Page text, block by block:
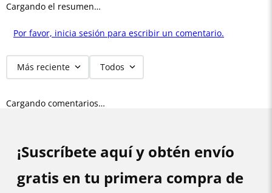
Cargando el resumen…
Por favor, inicia sesión para escribir un comentario.
Más reciente Todos
Cargando comentarios…
¡Suscríbete aquí y obtén envío
gratis en tu primera compra de